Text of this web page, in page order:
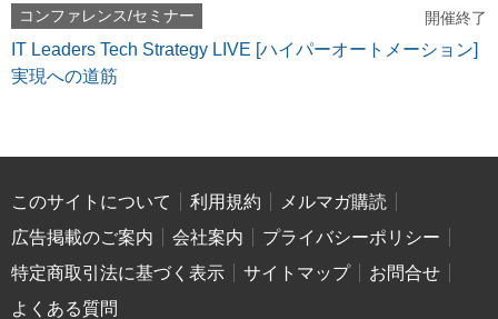
コンファレンス/セミナー 開催終了
IT Leaders Tech Strategy LIVE [ハイパーオートメーション]
実現への道筋
このサイトについて 利用規約
メルマガ購読
広告掲載のご案内
会社案内
プライバシーポリシー
特定商取引法に基づく表示
サイトマップ
お問合せ
よくある質問